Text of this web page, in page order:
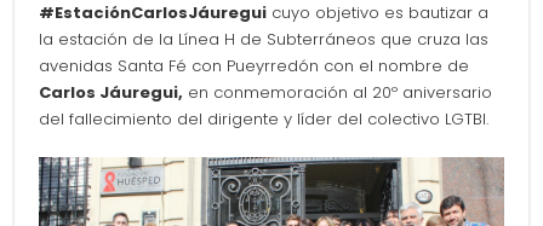
#EstaciónCarlosJáuregui cuyo objetivo es bautizar a
la estación de la Línea H de Subterráneos que cruza las
avenidas Santa Fé con Pueyrredón con el nombre de
Carlos Jáuregui, en conmemoración al 20º aniversario
del fallecimiento del dirigente y líder del colectivo LGTBI.